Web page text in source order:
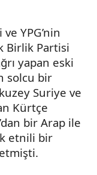
ve YPG’nin
Birlik Partisi
yapan eski
solcu bir
Suriye ve
Kürtçe
bir Arap ile
etnili bir